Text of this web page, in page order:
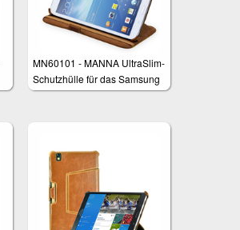
MN60101 - MANNA UltraSlim-
Schutzhülle für das Samsung
Galaxy Tab 3 8.0